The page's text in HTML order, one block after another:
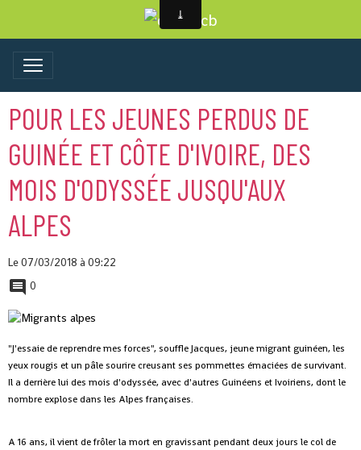
POUR LES JEUNES PERDUS DE
GUINÉE ET CÔTE D'IVOIRE, DES
MOIS D'ODYSSÉE JUSQU'AUX
ALPES
Le 07/03/2018 à 09:22
0
"J'essaie de reprendre mes forces", souffle Jacques, jeune migrant guinéen, les
yeux rougis et un pâle sourire creusant ses pommettes émaciées de survivant.
Il a derrière lui des mois d'odyssée, avec d'autres Guinéens et Ivoiriens, dont le
nombre explose dans les Alpes françaises.
A 16 ans, il vient de frôler la mort en gravissant pendant deux jours le col de